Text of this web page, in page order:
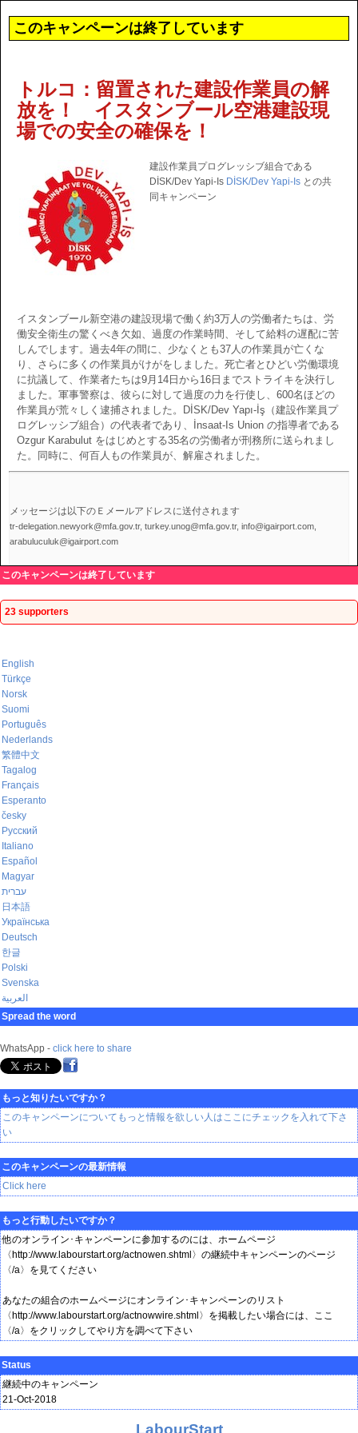
このキャンペーンは終了しています
トルコ：留置された建設作業員の解
放を！ イスタンブール空港建設現
場での安全の確保を！
建設作業員プログレッシブ組合である
DİSK/Dev Yapi-Is DİSK/Dev Yapi-Is との共
同キャンペーン
イスタンブール新空港の建設現場で働く約3万人の労働者たちは、労
働安全衛生の驚くべき欠如、過度の作業時間、そして給料の遅配に苦
しんでします。過去4年の間に、少なくとも37人の作業員が亡くな
り、さらに多くの作業員がけがをしました。死亡者とひどい労働環境
に抗議して、作業者たちは9月14日から16日までストライキを決行し
ました。軍事警察は、彼らに対して過度の力を行使し、600名ほどの
作業員が荒々しく逮捕されました。DİSK/Dev Yapı-İş（建設作業員プ
ログレッシブ組合）の代表者であり、İnsaat-Is Union の指導者である
Ozgur Karabulut をはじめとする35名の労働者が刑務所に送られまし
た。同時に、何百人もの作業員が、解雇されました。
メッセージは以下のＥメールアドレスに送付されます
tr-delegation.newyork@mfa.gov.tr, turkey.unog@mfa.gov.tr, info@igairport.com,
arabuluculuk@igairport.com
このキャンペーンは終了しています
23 supporters
English
Türkçe
Norsk
Suomi
Português
Nederlands
繁體中文
Tagalog
Français
Esperanto
česky
Русский
Italiano
Español
Magyar
עברית
日本語
Українська
Deutsch
한글
Polski
Svenska
العربية
Spread the word
WhatsApp - click here to share
もっと知りたいですか？
このキャンペーンについてもっと情報を欲しい人はここにチェックを入れて下さ
い
このキャンペーンの最新情報
Click here
もっと行動したいですか？
他のオンライン･キャンペーンに参加するのには、ホームページ
〈http://www.labourstart.org/actnowen.shtml〉の継続中キャンペーンのページ
〈/a〉を見てください
あなたの組合のホームページにオンライン･キャンペーンのリスト
〈http://www.labourstart.org/actnowwire.shtml〉を掲載したい場合には、ここ
〈/a〉をクリックしてやり方を調べて下さい
Status
継続中のキャンペーン
21-Oct-2018
LabourStart